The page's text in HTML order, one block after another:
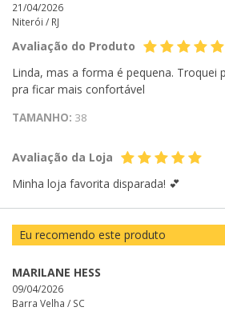
21/04/2026
Niterói / RJ
Avaliação do Produto
Linda, mas a forma é pequena. Troquei
pra ficar mais confortável
TAMANHO: 38
Avaliação da Loja
Minha loja favorita disparada! 💕
Eu recomendo este produto
MARILANE HESS
09/04/2026
Barra Velha / SC